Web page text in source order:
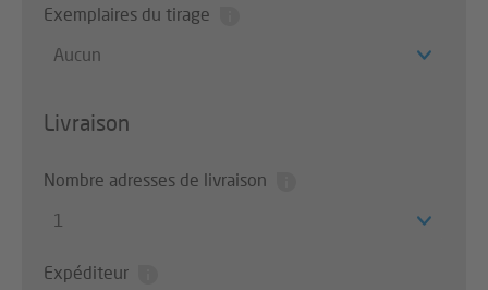
Exemplaires du tirage
Aucun
Livraison
Nombre adresses de livraison
1
Expéditeur